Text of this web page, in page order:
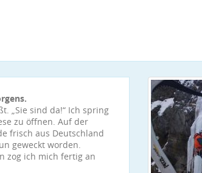
„Sie sind da!“ Ich spring
zu öffnen. Auf der
frisch aus Deutschland
geweckt worden.
zog ich mich fertig an